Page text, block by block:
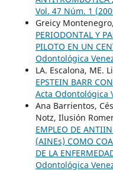
Vol. 47 Núm. 1
Greicy
PERIODONTAL Y
PILOTO EN UN
Odontológica
LA. Escalona, ME.
EPSTEIN BARR
Acta Odontológica
Ana Barrientos,
Notz, Ilusión
EMPLEO DE
(AINEs) COMO
DE LA
Odontológica